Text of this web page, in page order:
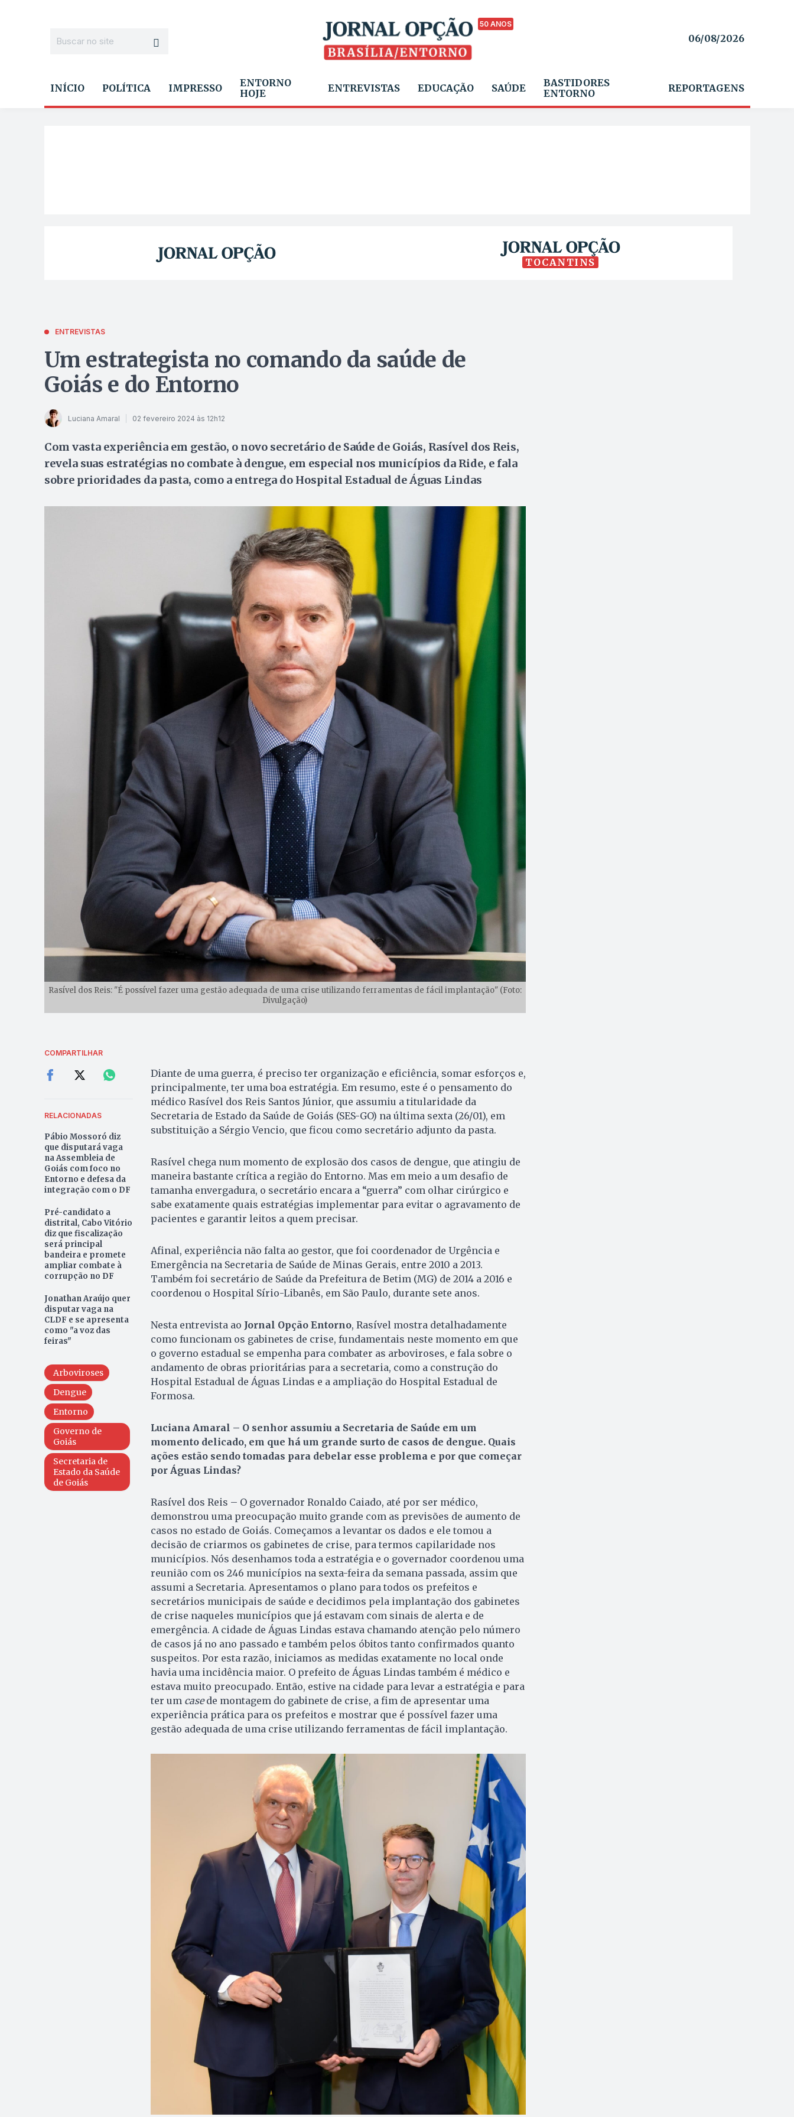
50 ANOS
06/08/2026
INÍCIO POLÍTICA IMPRESSO
ENTORNO
HOJE
ENTREVISTAS EDUCAÇÃO SAÚDE
BASTIDORES
ENTORNO
REPORTAGENS
TOCANTINS
ENTREVISTAS
Um estrategista no comando da saúde de
Goiás e do Entorno
Luciana Amaral 02 fevereiro 2024 às 12h12
Com vasta experiência em gestão, o novo secretário de Saúde de Goiás, Rasível dos Reis,
revela suas estratégias no combate à dengue, em especial nos municípios da Ride, e fala
sobre prioridades da pasta, como a entrega do Hospital Estadual de Águas Lindas
Rasível dos Reis: "É possível fazer uma gestão adequada de uma crise utilizando ferramentas de fácil implantação" (Foto:
Divulgação)
COMPARTILHAR
RELACIONADAS
Pábio Mossoró diz
que disputará vaga
na Assembleia de
Goiás com foco no
Entorno e defesa da
integração com o DF
Pré-candidato a
distrital, Cabo Vitório
diz que fiscalização
será principal
bandeira e promete
ampliar combate à
corrupção no DF
Jonathan Araújo quer
disputar vaga na
CLDF e se apresenta
como "a voz das
feiras"
Arboviroses
Dengue
Entorno
Governo de
Goiás
Secretaria de
Estado da Saúde
de Goiás
Diante de uma guerra, é preciso ter organização e eficiência, somar esforços e,
principalmente, ter uma boa estratégia. Em resumo, este é o pensamento do
médico Rasível dos Reis Santos Júnior, que assumiu a titularidade da
Secretaria de Estado da Saúde de Goiás (SES-GO) na última sexta (26/01), em
substituição a Sérgio Vencio, que ficou como secretário adjunto da pasta.
Rasível chega num momento de explosão dos casos de dengue, que atingiu de
maneira bastante crítica a região do Entorno. Mas em meio a um desafio de
tamanha envergadura, o secretário encara a “guerra” com olhar cirúrgico e
sabe exatamente quais estratégias implementar para evitar o agravamento de
pacientes e garantir leitos a quem precisar.
Afinal, experiência não falta ao gestor, que foi coordenador de Urgência e
Emergência na Secretaria de Saúde de Minas Gerais, entre 2010 a 2013.
Também foi secretário de Saúde da Prefeitura de Betim (MG) de 2014 a 2016 e
coordenou o Hospital Sírio-Libanês, em São Paulo, durante sete anos.
Nesta entrevista ao Jornal Opção Entorno, Rasível mostra detalhadamente
como funcionam os gabinetes de crise, fundamentais neste momento em que
o governo estadual se empenha para combater as arboviroses, e fala sobre o
andamento de obras prioritárias para a secretaria, como a construção do
Hospital Estadual de Águas Lindas e a ampliação do Hospital Estadual de
Formosa.
Luciana Amaral – O senhor assumiu a Secretaria de Saúde em um
momento delicado, em que há um grande surto de casos de dengue. Quais
ações estão sendo tomadas para debelar esse problema e por que começar
por Águas Lindas?
Rasível dos Reis – O governador Ronaldo Caiado, até por ser médico,
demonstrou uma preocupação muito grande com as previsões de aumento de
casos no estado de Goiás. Começamos a levantar os dados e ele tomou a
decisão de criarmos os gabinetes de crise, para termos capilaridade nos
municípios. Nós desenhamos toda a estratégia e o governador coordenou uma
reunião com os 246 municípios na sexta-feira da semana passada, assim que
assumi a Secretaria. Apresentamos o plano para todos os prefeitos e
secretários municipais de saúde e decidimos pela implantação dos gabinetes
de crise naqueles municípios que já estavam com sinais de alerta e de
emergência. A cidade de Águas Lindas estava chamando atenção pelo número
de casos já no ano passado e também pelos óbitos tanto confirmados quanto
suspeitos. Por esta razão, iniciamos as medidas exatamente no local onde
havia uma incidência maior. O prefeito de Águas Lindas também é médico e
estava muito preocupado. Então, estive na cidade para levar a estratégia e para
ter um casede montagem do gabinete de crise, a fim de apresentar uma
experiência prática para os prefeitos e mostrar que é possível fazer uma
gestão adequada de uma crise utilizando ferramentas de fácil implantação.